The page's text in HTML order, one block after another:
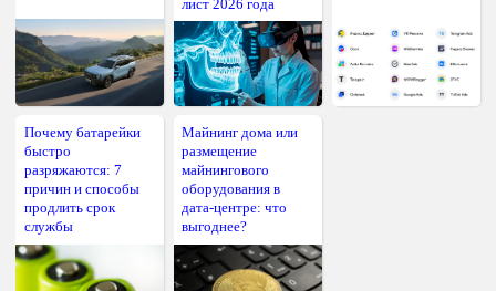
лист 2026 года
Почему батарейки
быстро
разряжаются: 7
причин и способы
продлить срок
службы
Майнинг дома или
размещение
майнингового
оборудования в
дата-центре: что
выгоднее?